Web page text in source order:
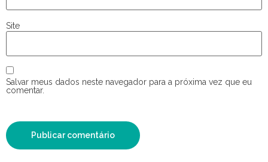
Site
Salvar meus dados neste navegador para a próxima vez que eu
comentar.